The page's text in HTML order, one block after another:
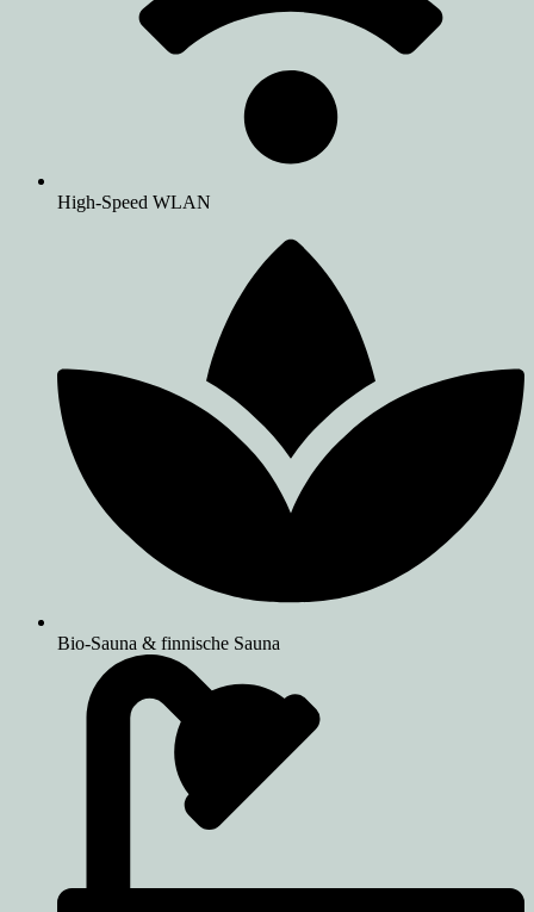
High-Speed WLAN
Bio-Sauna & finnische Sauna